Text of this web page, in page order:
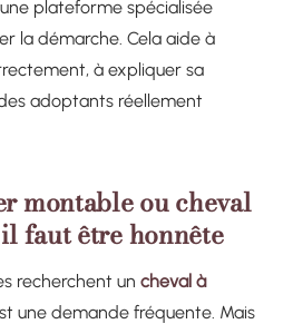
plateforme spécialisée
la démarche. Cela aide à
à expliquer sa
adoptants réellement
montable ou cheval
faut être honnête
recherchent un cheval à
une demande fréquente. Mais